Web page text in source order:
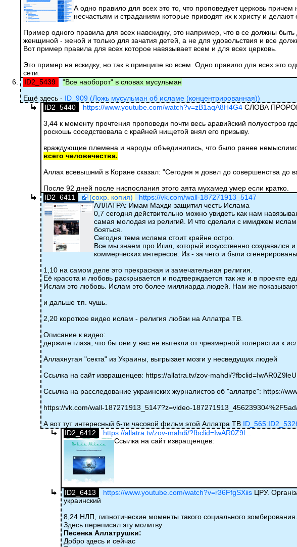
А одно правило для всех это то, что проповедует церковь
несчастьям и страданиям которые приводят их к христу и делают
Пример одного правила для всех навскидку, это например, что в се должны
женщиной - женой и только для зачатия детей, а не для удовольствия и все
Вот пример правила для всех которое навязывает всем и для всех церковь.
Это пример на вскидку, но так в принципе во всем. Одно правило для всех это
сети.
ID2_5439
"Все наоборот" в словах мусульман
Ещё здесь - ID_909 (Ложь мусульман об исламе (концентрированная))
ID2_5440
https://www.youtube.com/watch?v=zB1aqA8H4G4 СЛОВА
3,44 к моменту прочтения проповеди почти весь аравийский полуостров
роскошь соседствовала с крайней нищетой внял его призыву.
враждующие племена и народы объединились, что было ранее
всего человечества.
Аллах всевышний в Коране сказал: "Сегодня я довел до совершенства до
После 92 дней после ниспослания этого аята мухамед умер если кратко.
ID2_6411
(сохр. копия)
https://vk.com/wall-187271913_5147
АЛЛАТРА: Имам Махди защитил честь Ислама
0,7 сегодня действительно можно увидеть как нам
самая молодая из религий. И что сделали с имиджем
бояться.
Сегодня тема ислама стоит крайне остро.
Все мы знаем про Игил, который искусственно создавался
коммерческих интересов. Из - за чего и были
1,10 на самом деле это прекрасная и замечательная религия.
Её красота и любовь раскрывается и подтверждается так же и в проекте
Ислам это любовь. Ислам это более миллиарда людей. Нам же
и дальше т.п. чушь.
2,20 короткое видео ислам - религия любви на Аллатра ТВ.
Описание к видео:
держите глаза, что бы они у вас не вытекли от чрезмерной толерастии к
Аллахнутая "секта" из Украины, выгрызает мозги у несведущих людей
Ссылка на сайт извращенцев: https://allatra.tv/zov-mahdi/
Ссылка на расследование украинских журналистов об "аллатре": https://
https://vk.com/wall-187271913_5147?z=video-
А вот тут интересный 6-ти часовой фильм этой Аллатра ТВ
ID2_6412
https://allatra.tv/zov-mahdi/?fbclid=IwAR0Z9l...
Ссылка на сайт извращенцев:
ID2_6413 https://www.youtube.com/watch?v=r36FfgSXiis ЦРУ.
украинский
8,24 НЛП, гипнотические моменты такого социального
Здесь переписал эту молитву
Песенка Аллатрушки:
Добро здесь и сейчас